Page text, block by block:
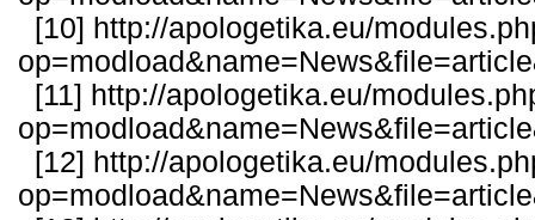
[10] http://apologetika.eu/
[11] http://apologetika.eu/
[12] http://apologetika.eu/